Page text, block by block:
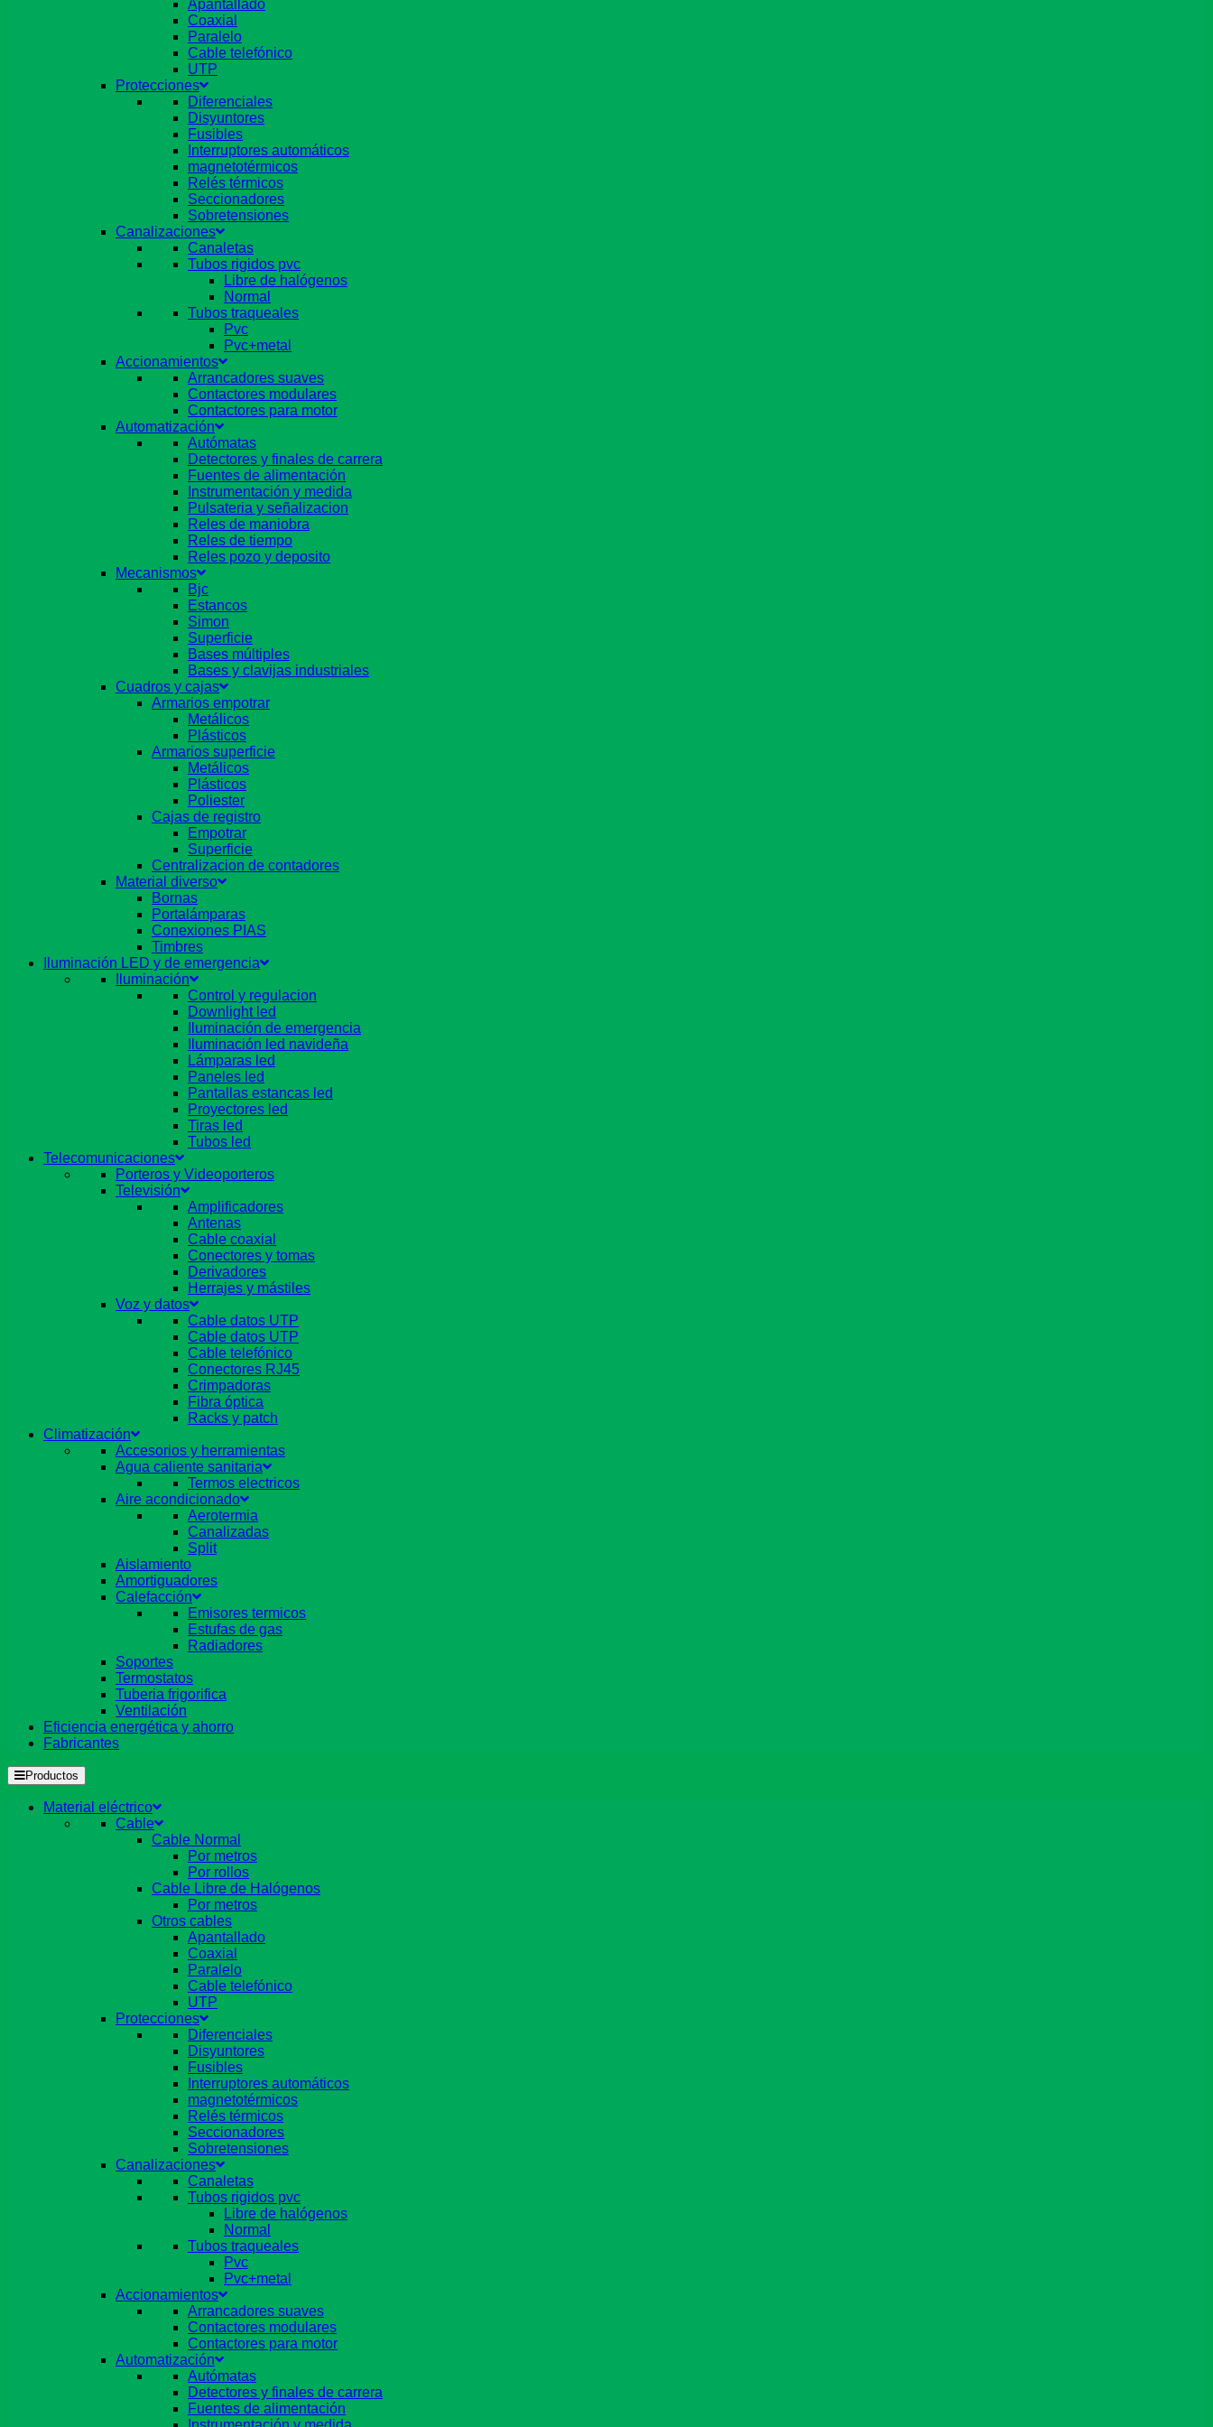
Apantallado
Coaxial
Paralelo
Cable telefónico
UTP
Protecciones
Diferenciales
Disyuntores
Fusibles
Interruptores automáticos
magnetotérmicos
Relés térmicos
Seccionadores
Sobretensiones
Canalizaciones
Canaletas
Tubos rigidos pvc
Libre de halógenos
Normal
Tubos traqueales
Pvc
Pvc+metal
Accionamientos
Arrancadores suaves
Contactores modulares
Contactores para motor
Automatización
Autómatas
Detectores y finales de carrera
Fuentes de alimentación
Instrumentación y medida
Pulsateria y señalizacion
Reles de maniobra
Reles de tiempo
Reles pozo y deposito
Mecanismos
Bjc
Estancos
Simon
Superficie
Bases múltiples
Bases y clavijas industriales
Cuadros y cajas
Armarios empotrar
Metálicos
Plásticos
Armarios superficie
Metálicos
Plásticos
Poliester
Cajas de registro
Empotrar
Superficie
Centralizacion de contadores
Material diverso
Bornas
Portalámparas
Conexiones PIAS
Timbres
Iluminación LED y de emergencia
Iluminación
Control y regulacion
Downlight led
Iluminación de emergencia
Iluminación led navideña
Lámparas led
Paneles led
Pantallas estancas led
Proyectores led
Tiras led
Tubos led
Telecomunicaciones
Porteros y Videoporteros
Televisión
Amplificadores
Antenas
Cable coaxial
Conectores y tomas
Derivadores
Herrajes y mástiles
Voz y datos
Cable datos UTP
Cable datos UTP
Cable telefónico
Conectores RJ45
Crimpadoras
Fibra óptica
Racks y patch
Climatización
Accesorios y herramientas
Agua caliente sanitaria
Termos electricos
Aire acondicionado
Aerotermia
Canalizadas
Split
Aislamiento
Amortiguadores
Calefacción
Emisores termicos
Estufas de gas
Radiadores
Soportes
Termostatos
Tuberia frigorifica
Ventilación
Eficiencia energética y ahorro
Fabricantes
Productos
Material eléctrico
Cable
Cable Normal
Por metros
Por rollos
Cable Libre de Halógenos
Por metros
Otros cables
Apantallado
Coaxial
Paralelo
Cable telefónico
UTP
Protecciones
Diferenciales
Disyuntores
Fusibles
Interruptores automáticos
magnetotérmicos
Relés térmicos
Seccionadores
Sobretensiones
Canalizaciones
Canaletas
Tubos rigidos pvc
Libre de halógenos
Normal
Tubos traqueales
Pvc
Pvc+metal
Accionamientos
Arrancadores suaves
Contactores modulares
Contactores para motor
Automatización
Autómatas
Detectores y finales de carrera
Fuentes de alimentación